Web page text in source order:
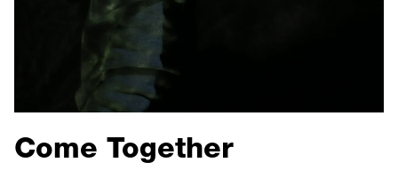
Come Together